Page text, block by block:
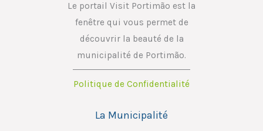
Le portail Visit Portimão est la
fenêtre qui vous permet de
découvrir la beauté de la
municipalité de Portimão.
Politique de Confidentialité
La Municipalité